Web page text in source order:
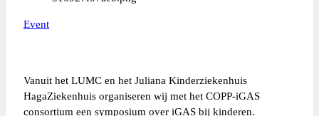
Event
Vanuit het LUMC en het Juliana Kinderziekenhuis
HagaZiekenhuis organiseren wij met het COPP-iGAS
consortium een symposium over iGAS bij kinderen.